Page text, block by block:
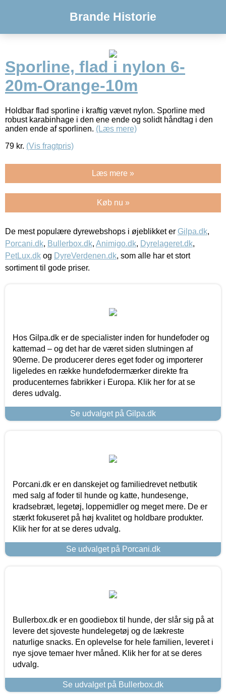
Brande Historie
Sporline, flad i nylon 6-
20m-Orange-10m
Holdbar flad sporline i kraftig vævet nylon. Sporline med
robust karabinhage i den ene ende og solidt håndtag i den
anden ende af sporlinen. (Læs mere)
79 kr. (Vis fragtpris)
Læs mere »
Køb nu »
De mest populære dyrewebshops i øjeblikket er Gilpa.dk,
Porcani.dk, Bullerbox.dk, Animigo.dk, Dyrelageret.dk,
PetLux.dk og DyreVerdenen.dk, som alle har et stort
sortiment til gode priser.
Hos Gilpa.dk er de specialister inden for hundefoder og
kattemad – og det har de været siden slutningen af
90erne. De producerer deres eget foder og importerer
ligeledes en række hundefodermærker direkte fra
producenternes fabrikker i Europa. Klik her for at se
deres udvalg.
Se udvalget på Gilpa.dk
Porcani.dk er en danskejet og familiedrevet netbutik
med salg af foder til hunde og katte, hundesenge,
kradsebræt, legetøj, loppemidler og meget mere. De er
stærkt fokuseret på høj kvalitet og holdbare produkter.
Klik her for at se deres udvalg.
Se udvalget på Porcani.dk
Bullerbox.dk er en goodiebox til hunde, der slår sig på at
levere det sjoveste hundelegetøj og de lækreste
naturlige snacks. En oplevelse for hele familien, leveret i
nye sjove temaer hver måned. Klik her for at se deres
udvalg.
Se udvalget på Bullerbox.dk